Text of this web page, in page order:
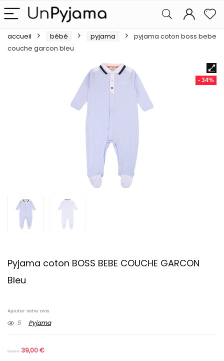
accueil bébé pyjama
pyjama coton boss bebe
couche garcon bleu
- 34%
Pyjama coton BOSS BEBE COUCHE GARCON
Bleu
Ajouter votre avis
5 Pyjama
59,00€ 39,00€